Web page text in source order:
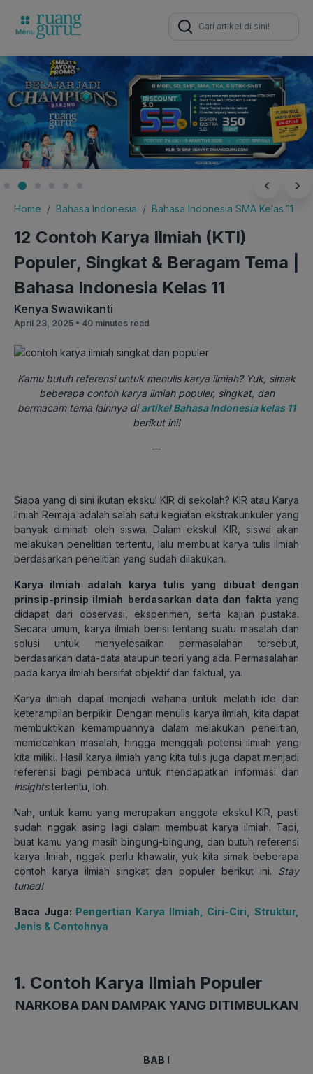
Search
for:
Home Bahasa Indonesia Bahasa Indonesia SMA Kelas 11
12 Contoh Karya Ilmiah (KTI)
Populer, Singkat & Beragam Tema |
Bahasa Indonesia Kelas 11
Kenya Swawikanti
April 23, 2025 • 40 minutes read
Kamu butuh referensi untuk menulis karya ilmiah? Yuk, simak
beberapa contoh karya ilmiah populer, singkat, dan
bermacam tema lainnya diartikel Bahasa Indonesia kelas 11
berikut ini!
—
Siapa yang di sini ikutan ekskul KIR di sekolah? KIR atau Karya
Ilmiah Remaja adalah salah satu kegiatan ekstrakurikuler yang
banyak diminati oleh siswa. Dalam ekskul KIR, siswa akan
melakukan penelitian tertentu, lalu membuat karya tulis ilmiah
berdasarkan penelitian yang sudah dilakukan.
Karya ilmiah adalah
karya tulis yang dibuat dengan
prinsip-prinsip ilmiah berdasarkan data dan fakta yang
didapat dari observasi, eksperimen, serta kajian pustaka.
Secara umum, karya ilmiah berisi tentang suatu masalah dan
solusi untuk menyelesaikan permasalahan tersebut,
berdasarkan data-data ataupun teori yang ada. Permasalahan
pada karya ilmiah bersifat objektif dan faktual, ya.
Karya ilmiah dapat menjadi wahana untuk melatih ide dan
keterampilan berpikir. Dengan menulis karya ilmiah, kita dapat
membuktikan kemampuannya dalam melakukan penelitian,
memecahkan masalah, hingga menggali potensi ilmiah yang
kita miliki. Hasil karya ilmiah yang kita tulis juga dapat menjadi
referensi bagi pembaca untuk mendapatkan informasi dan
insights tertentu, loh.
Nah, untuk kamu yang merupakan anggota ekskul KIR, pasti
sudah nggak asing lagi dalam membuat karya ilmiah. Tapi,
buat kamu yang masih bingung-bingung, dan butuh referensi
karya ilmiah, nggak perlu khawatir, yuk kita simak beberapa
contoh karya ilmiah singkat dan populer berikut ini. Stay
tuned!
Baca Juga: Pengertian Karya Ilmiah, Ciri-Ciri, Struktur,
Jenis & Contohnya
1. Contoh Karya Ilmiah Populer
NARKOBA DAN DAMPAK YANG DITIMBULKAN
BAB I